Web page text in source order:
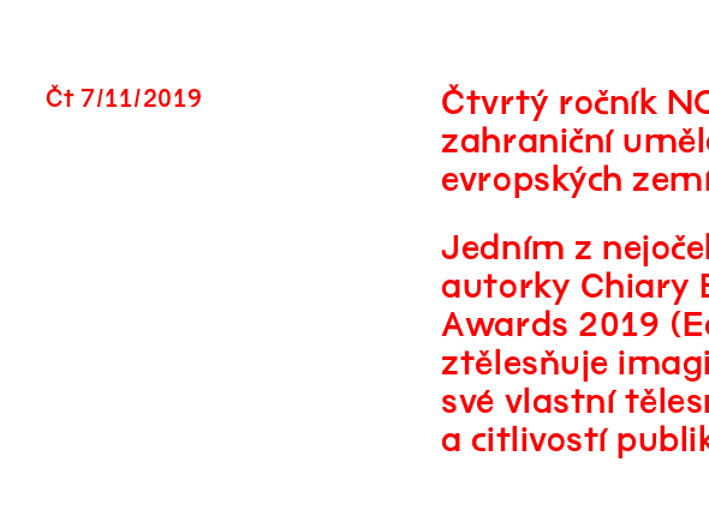
Čt 7/11/2019
Čtvrtý ročník
zahraniční
evropských
Jedním z
autorky Chiary
Awards 2019
ztělesňuje
své vlastní
a citlivostí